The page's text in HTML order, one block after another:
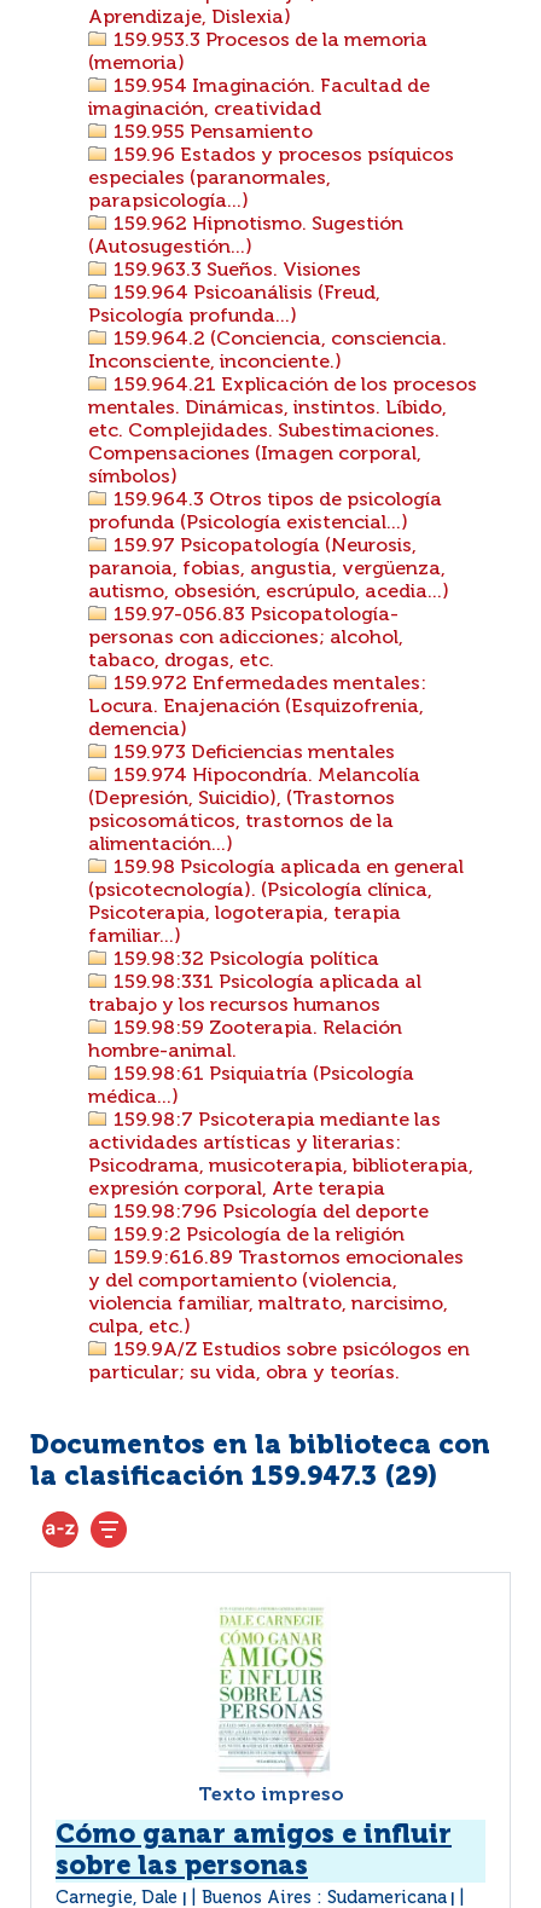
Aprendizaje, Dislexia)
159.953.3 Procesos de la memoria
(memoria)
159.954 Imaginación. Facultad de
imaginación, creatividad
159.955 Pensamiento
159.96 Estados y procesos psíquicos
especiales (paranormales,
parapsicología...)
159.962 Hipnotismo. Sugestión
(Autosugestión...)
159.963.3 Sueños. Visiones
159.964 Psicoanálisis (Freud,
Psicología profunda...)
159.964.2 (Conciencia, consciencia.
Inconsciente, inconciente.)
159.964.21 Explicación de los procesos
mentales. Dinámicas, instintos. Líbido,
etc. Complejidades. Subestimaciones.
Compensaciones (Imagen corporal,
símbolos)
159.964.3 Otros tipos de psicología
profunda (Psicología existencial...)
159.97 Psicopatología (Neurosis,
paranoia, fobias, angustia, vergüenza,
autismo, obsesión, escrúpulo, acedia...)
159.97-056.83 Psicopatología-
personas con adicciones; alcohol,
tabaco, drogas, etc.
159.972 Enfermedades mentales:
Locura. Enajenación (Esquizofrenia,
demencia)
159.973 Deficiencias mentales
159.974 Hipocondría. Melancolía
(Depresión, Suicidio), (Trastornos
psicosomáticos, trastornos de la
alimentación...)
159.98 Psicología aplicada en general
(psicotecnología). (Psicología clínica,
Psicoterapia, logoterapia, terapia
familiar...)
159.98:32 Psicología política
159.98:331 Psicología aplicada al
trabajo y los recursos humanos
159.98:59 Zooterapia. Relación
hombre-animal.
159.98:61 Psiquiatría (Psicología
médica...)
159.98:7 Psicoterapia mediante las
actividades artísticas y literarias:
Psicodrama, musicoterapia, biblioterapia,
expresión corporal, Arte terapia
159.98:796 Psicología del deporte
159.9:2 Psicología de la religión
159.9:616.89 Trastornos emocionales
y del comportamiento (violencia,
violencia familiar, maltrato, narcisimo,
culpa, etc.)
159.9A/Z Estudios sobre psicólogos en
particular; su vida, obra y teorías.
Documentos en la biblioteca con
la clasificación 159.947.3 (29)
Texto impreso
Cómo ganar amigos e influir
sobre las personas
Carnegie, Dale Buenos Aires : Sudamericana